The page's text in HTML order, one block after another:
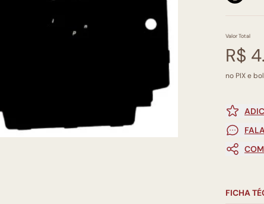
Valor Total
R$
no PIX e
FICHA